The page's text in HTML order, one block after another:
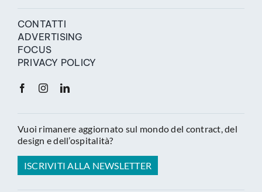
CONTATTI
ADVERTISING
FOCUS
PRIVACY POLICY
Vuoi rimanere aggiornato sul mondo del contract, del
design e dell’ospitalità?
ISCRIVITI ALLA NEWSLETTER